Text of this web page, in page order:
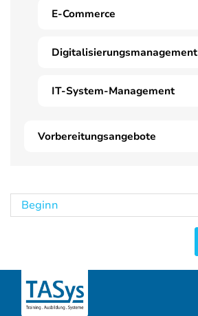
E-Commerce
Digitalisierungsmanagement
IT-System-Management
Vorbereitungsangebote
Beginn